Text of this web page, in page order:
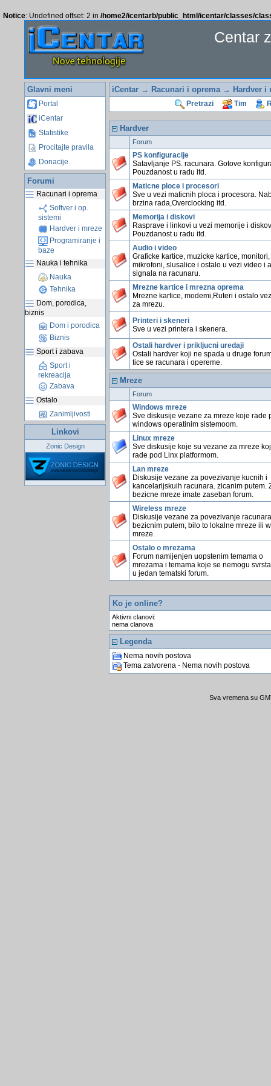
Notice: Undefined offset: 2 in /home2/icentarb/public_html/icentar/classes/
Centar
Glavni meni
Portal
iCentar
Statistike
Procitajte pravila
Donacije
Forumi
Racunari i oprema
Softver i op.
sistemi
Hardver i mreze
Programiranje i
baze
Nauka i tehnika
Nauka
Tehnika
Dom, porodica,
biznis
Dom i porodica
Biznis
Sport i zabava
Sport i
rekreacija
Zabava
Ostalo
Zanimljivosti
Linkovi
Zonic Design
iCentar→ Racunari i oprema→ Hardver i
Pretrazi Tim
Hardver
Forum
PS konfiguracije
Satavljanje PS. racunara. Gotove
Pouzdanost u radu itd.
Maticne ploce i procesori
Sve u vezi maticnih ploca i procesora.
brzina rada,Overclocking itd.
Memorija i diskovi
Rasprave i linkovi u vezi memorije i
Pouzdanost u radu itd.
Audio i video
Graficke kartice, muzicke kartice, monitori,
mikrofoni, slusalice i ostalo u vezi video i
signala na racunaru.
Mrezne kartice i mrezna oprema
Mrezne kartice, modemi,Ruteri i ostalo
za mrezu.
Printeri i skeneri
Sve u vezi printera i skenera.
Ostali hardver i prikljucni uredaji
Ostali hardver koji ne spada u druge
tice se racunara i opereme.
Mreze
Forum
Windows mreze
Sve diskusije vezane za mreze koje rade
windows operatinim sistemoom.
Linux mreze
Sve diskusije koje su vezane za mreze
rade pod Linx platformom.
Lan mreze
Diskusije vezane za povezivanje kucnih i
kancelarijskuih racunara. zicanim putem.
bezicne mreze imate zaseban forum.
Wireless mreze
Diskusije vezane za povezivanje racunara
bezicnim putem, bilo to lokalne mreze ili
mreze.
Ostalo o mrezama
Forum namijenjen uopstenim temama o
mrezama i temama koje se nemogu
u jedan tematski forum.
Ko je online?
Aktivni clanovi:
nema clanova
Legenda
Nema novih postova
Tema zatvorena - Nema novih postova
Sva vremena su